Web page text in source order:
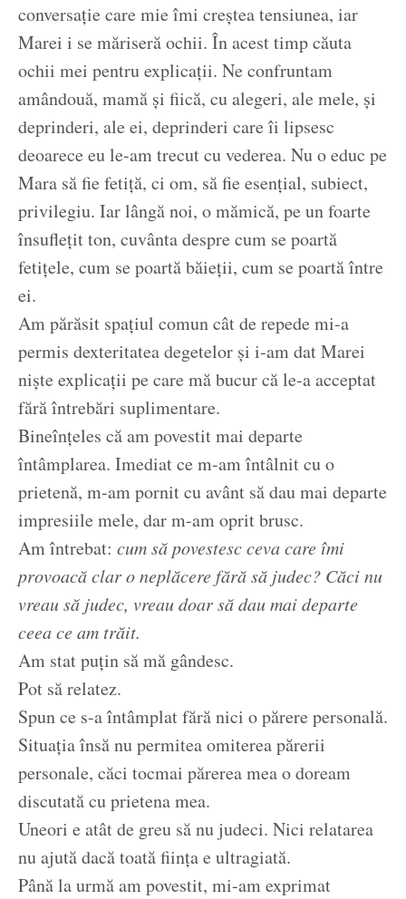
conversație care mie îmi creștea tensiunea, iar
Marei i se măriseră ochii. În acest timp căuta
ochii mei pentru explicații. Ne confruntam
amândouă, mamă și fiică, cu alegeri, ale mele, și
deprinderi, ale ei, deprinderi care îi lipsesc
deoarece eu le-am trecut cu vederea. Nu o educ pe
Mara să fie fetiță, ci om, să fie esențial, subiect,
privilegiu. Iar lângă noi, o mămică, pe un foarte
însuflețit ton, cuvânta despre cum se poartă
fetițele, cum se poartă băieții, cum se poartă între
ei.
Am părăsit spațiul comun cât de repede mi-a
permis dexteritatea degetelor și i-am dat Marei
niște explicații pe care mă bucur că le-a acceptat
fără întrebări suplimentare.
Bineînțeles că am povestit mai departe
întâmplarea. Imediat ce m-am întâlnit cu o
prietenă, m-am pornit cu avânt să dau mai departe
impresiile mele, dar m-am oprit brusc.
Am întrebat: cum să povestesc ceva care îmi
provoacă clar o neplăcere fără să judec? Căci nu
vreau să judec, vreau doar să dau mai departe
ceea ce am trăit.
Am stat puțin să mă gândesc.
Pot să relatez.
Spun ce s-a întâmplat fără nici o părere personală.
Situația însă nu permitea omiterea părerii
personale, căci tocmai părerea mea o doream
discutată cu prietena mea.
Uneori e atât de greu să nu judeci. Nici relatarea
nu ajută dacă toată ființa e ultragiată.
Până la urmă am povestit, mi-am exprimat